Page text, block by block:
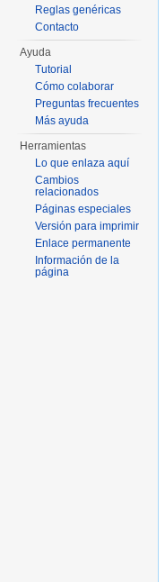
Reglas genéricas
Contacto
Ayuda
Tutorial
Cómo colaborar
Preguntas frecuentes
Más ayuda
Herramientas
Lo que enlaza aquí
Cambios
relacionados
Páginas especiales
Versión para imprimir
Enlace permanente
Información de la
página